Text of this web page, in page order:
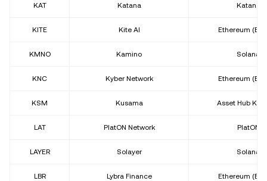
KAT Katana Katana
KITE Kite AI Ethereum
KMNO Kamino Solana
KNC Kyber Network Ethereum
KSM Kusama Asset Hub
LAT PlatON Network PlatON
LAYER Solayer Solana
LBR Lybra Finance Ethereum